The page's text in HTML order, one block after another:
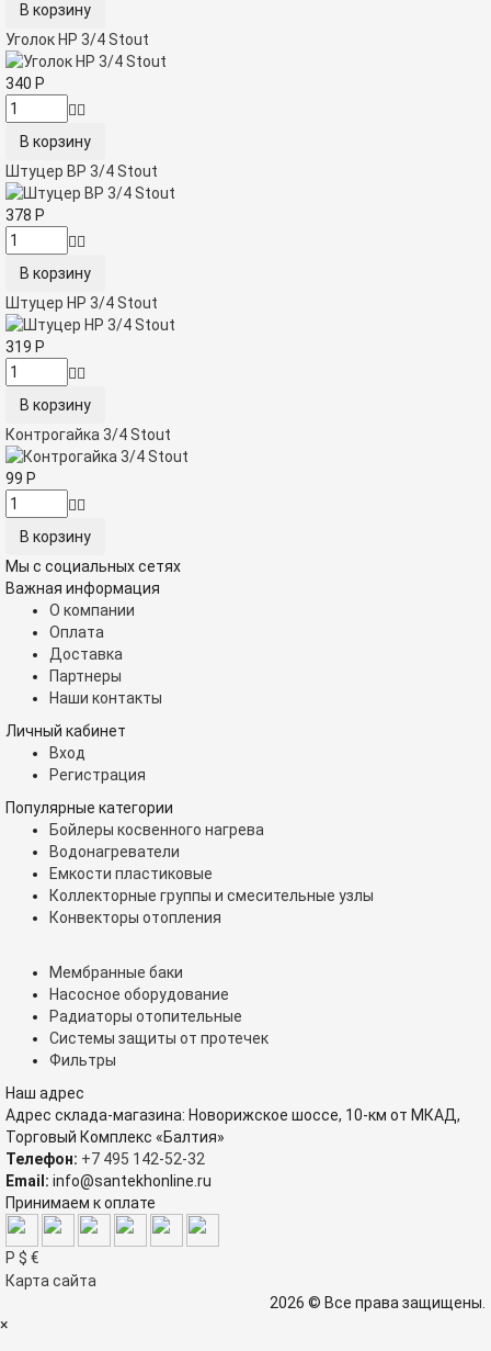
Уголок НР 3/4 Stout
340 Р
Штуцер ВР 3/4 Stout
378 Р
Штуцер НР 3/4 Stout
319 Р
Контрогайка 3/4 Stout
99 Р
Мы с социальных сетях
Важная информация
О компании
Оплата
Доставка
Партнеры
Наши контакты
Личный кабинет
Вход
Регистрация
Популярные категории
Бойлеры косвенного нагрева
Водонагреватели
Емкости пластиковые
Коллекторные группы и смесительные узлы
Конвекторы отопления
Мембранные баки
Насосное оборудование
Радиаторы отопительные
Системы защиты от протечек
Фильтры
Наш адрес
Адрес склада-магазина: Новорижское шоссе, 10-км от МКАД,
Торговый Комплекс «Балтия»
Телефон: +7 495 142-52-32
Email: info@santekhonline.ru
Принимаем к оплате
Р $ €
Карта сайта
2026 © Все права защищены.
×